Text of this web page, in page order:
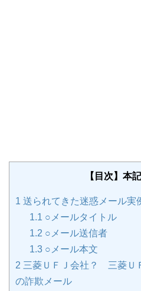
【目次】本
1 送られてきた迷惑メール実
1.1 ○メールタイトル
1.2 ○メール送信者
1.3 ○メール本文
2 三菱ＵＦＪ会社？ 三菱Ｕ
の詐欺メール